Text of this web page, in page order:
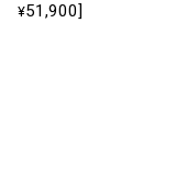
¥51,900]